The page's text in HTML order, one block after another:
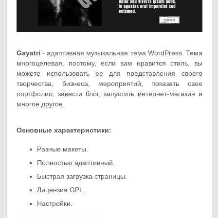
Gayatri - адаптивная музыкальная тема WordPress. Тема
многоцелевая, поэтому, если вам нравится стиль, вы
можете использовать ее для представления своего
творчества, бизнеса, мероприятий, показать свое
портфолио, завести блог, запустить интернет-магазин и
многое другое.
Основные характеристики:
Разные макеты.
Полностью адаптивный.
Быстрая загрузка страницы.
Лицензия GPL.
Настройки.